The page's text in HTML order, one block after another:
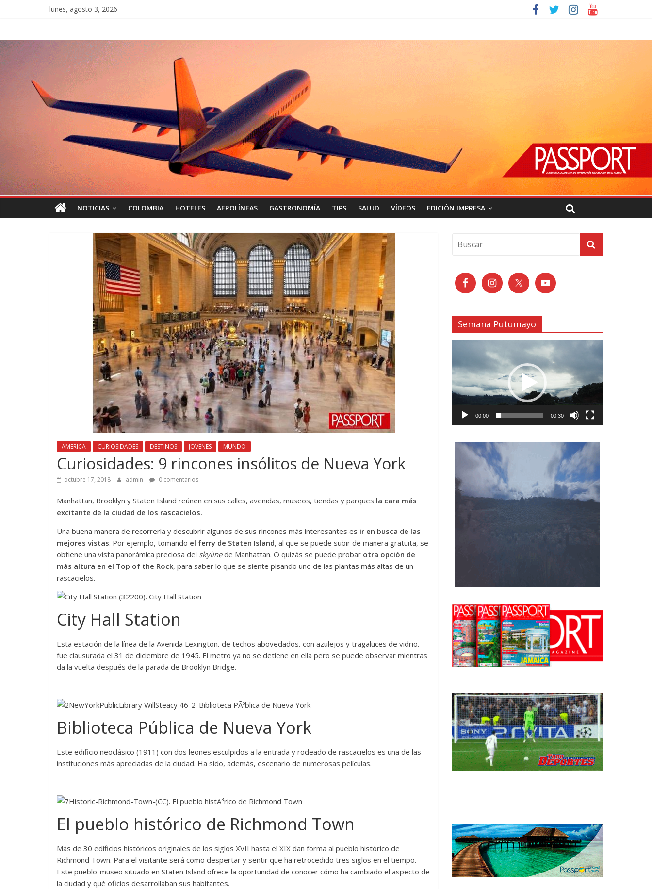
lunes, agosto 3, 2026
NOTICIAS COLOMBIA HOTELES AEROLÍNEAS GASTRONOMÍA TIPS SALUD VÍDEOS EDICIÓN IMPRESA
AMERICA CURIOSIDADES DESTINOS JOVENES MUNDO
Curiosidades: 9 rincones insólitos de Nueva York
octubre 17, 2018 admin 0 comentarios
Manhattan, Brooklyn y Staten Island reúnen en sus calles, avenidas, museos, tiendas y parques la cara más
excitante de la ciudad de los rascacielos.
Una buena manera de recorrerla y descubrir algunos de sus rincones más interesantes es ir en busca de las
mejores vistas. Por ejemplo, tomando el ferry de Staten Island, al que se puede subir de manera gratuita, se
obtiene una vista panorámica preciosa del skylinede Manhattan. O quizás se puede probar otra opción de
más altura en el Top of the Rock, para saber lo que se siente pisando uno de las plantas más altas de un
rascacielos.
City Hall Station
Esta estación de la línea de la Avenida Lexington, de techos abovedados, con azulejos y tragaluces de vidrio,
fue clausurada el 31 de diciembre de 1945. El metro ya no se detiene en ella pero se puede observar mientras
da la vuelta después de la parada de Brooklyn Bridge.
Biblioteca Pública de Nueva York
Este edificio neoclásico (1911) con dos leones esculpidos a la entrada y rodeado de rascacielos es una de las
instituciones más apreciadas de la ciudad. Ha sido, además, escenario de numerosas películas.
El pueblo histórico de Richmond Town
Más de 30 edificios históricos originales de los siglos XVII hasta el XIX dan forma al pueblo histórico de
Richmond Town. Para el visitante será como despertar y sentir que ha retrocedido tres siglos en el tiempo.
Este pueblo-museo situado en Staten Island ofrece la oportunidad de conocer cómo ha cambiado el aspecto de
la ciudad y qué oficios desarrollaban sus habitantes.
Semana Putumayo
vídeo
00:00 00:30